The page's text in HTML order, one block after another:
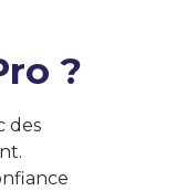
?
des